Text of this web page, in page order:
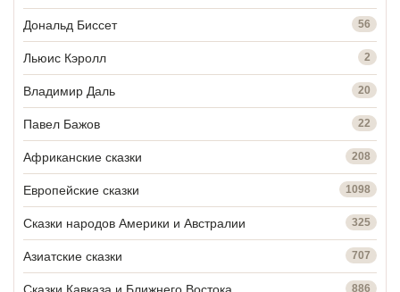
Дональд Биссет 56
Льюис Кэролл 2
Владимир Даль 20
Павел Бажов 22
Африканские сказки 208
Европейские сказки 1098
Сказки народов Америки и Австралии 325
Азиатские сказки 707
Сказки Кавказа и Ближнего Востока 886